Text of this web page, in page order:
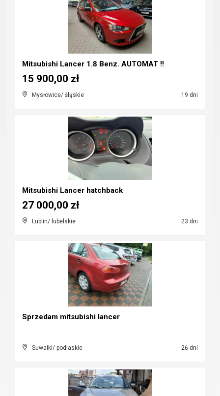
Mitsubishi Lancer 1.8 Benz. AUTOMAT !!
Mysłowice/ śląskie 19 dni
15 900,00 zł
Mitsubishi Lancer hatchback
Lublin/ lubelskie 23 dni
27 000,00 zł
Sprzedam mitsubishi lancer
Suwałki/ podlaskie 26 dni